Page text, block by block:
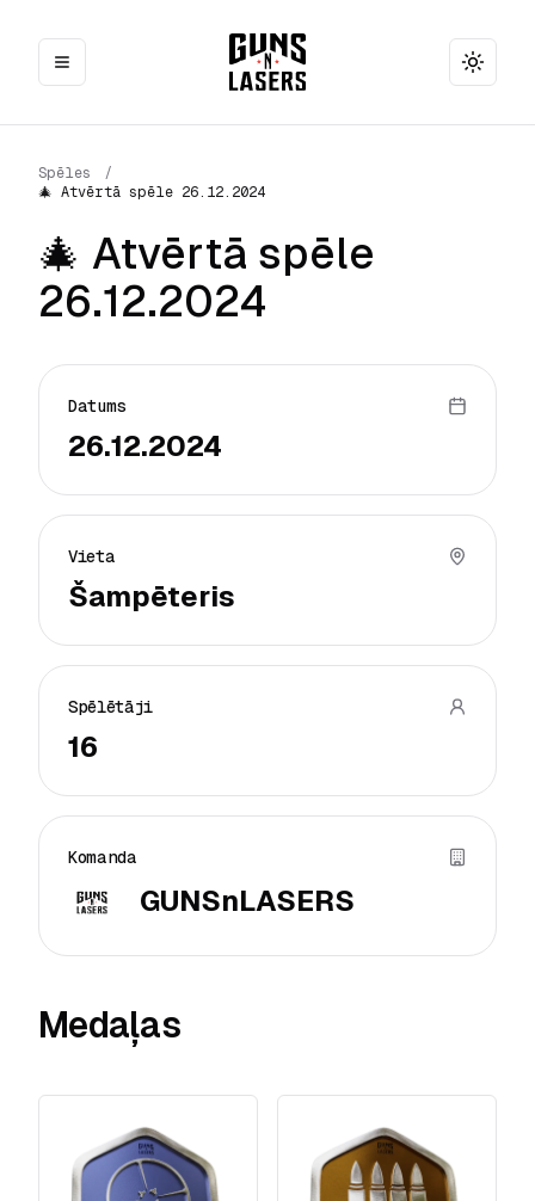
Toggle
Spēles
/
🎄 Atvērtā spēle 26.12.2024
🎄 Atvērtā spēle
26.12.2024
Datums
26.12.2024
Vieta
Šampēteris
Spēlētāji
16
Komanda
GUNSnLASERS
Medaļas